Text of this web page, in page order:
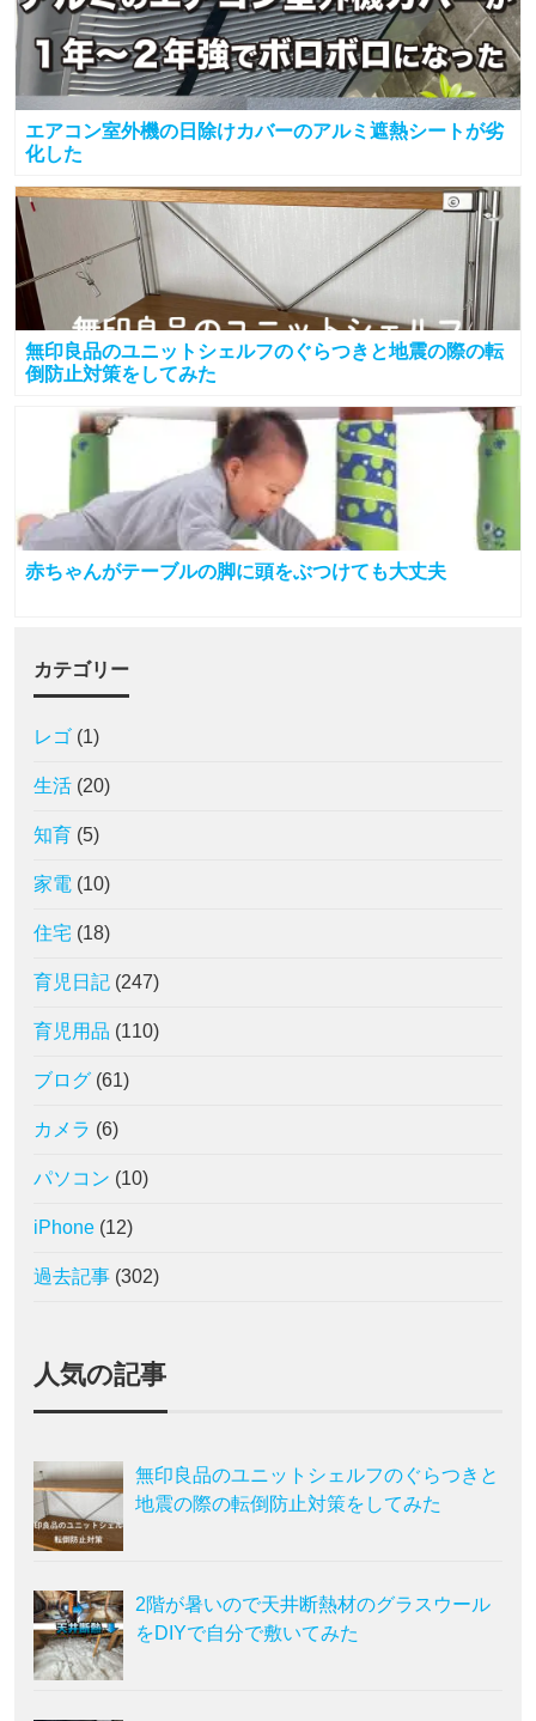
エアコン室外機の日除けカバーのアルミ遮熱シートが劣
化した
無印良品のユニットシェルフのぐらつきと地震の際の転
倒防止対策をしてみた
赤ちゃんがテーブルの脚に頭をぶつけても大丈夫
カテゴリー
レゴ (1)
生活 (20)
知育 (5)
家電 (10)
住宅 (18)
育児日記 (247)
育児用品 (110)
ブログ (61)
カメラ (6)
パソコン (10)
iPhone (12)
過去記事 (302)
人気の記事
無印良品のユニットシェルフのぐらつきと
地震の際の転倒防止対策をしてみた
2階が暑いので天井断熱材のグラスウール
をDIYで自分で敷いてみた